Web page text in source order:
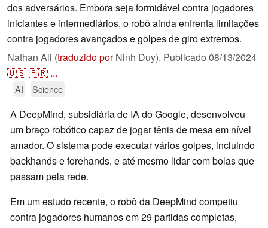
dos adversários. Embora seja formidável contra jogadores
iniciantes e intermediários, o robô ainda enfrenta limitações
contra jogadores avançados e golpes de giro extremos.
Nathan Ali (traduzido porNinh Duy), Publicado 08/13/2024
🇺🇸🇫🇷 ...
AI Science
A DeepMind, subsidiária de IA do Google, desenvolveu
um braço robótico capaz de jogar tênis de mesa em nível
amador. O sistema pode executar vários golpes, incluindo
backhands e forehands, e até mesmo lidar com bolas que
passam pela rede.
Em um estudo recente, o robô da DeepMind competiu
contra jogadores humanos em 29 partidas completas,